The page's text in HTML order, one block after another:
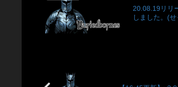
20.08.19リリ
しました。(